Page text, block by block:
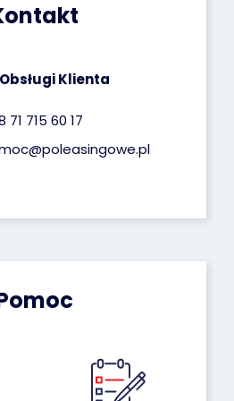
Klienta
71 715 60 17